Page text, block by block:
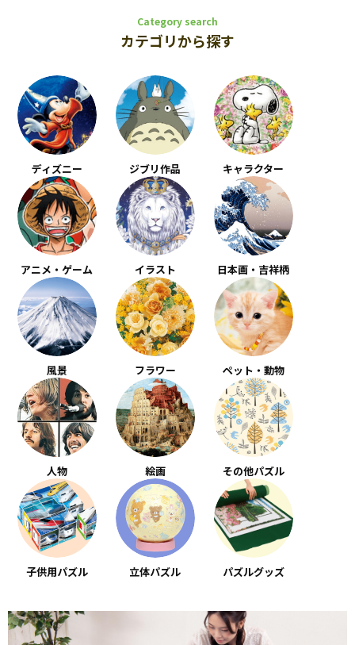
Category search
カテゴリから探す
ディズニー ジブリ作品 キャラクター
アニメ・ゲーム イラスト 日本画・吉祥柄
風景 フラワー ペット・動物
人物 絵画 その他パズル
子供用パズル 立体パズル パズルグッズ